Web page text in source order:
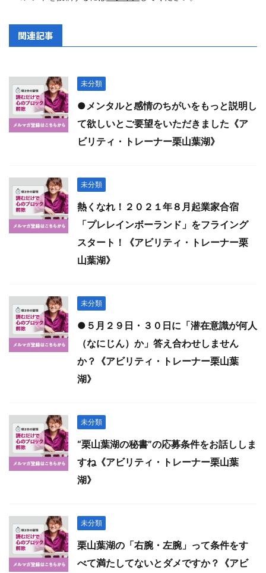
関連記事
未分類
●メンタルと感情のちがいをもっと説明し
て欲しいとご要望をいただきました《ア
ビリティ・トレーナー栗山葉湖》
未分類
熱くなれ！２０２１年８月起業家合宿
「プレレインボーランド」をフライング
スタート！《アビリティ・トレーナー栗
山葉湖》
未分類
●５月２９日・３０日に「潜在意識が何人
（なにじん）か」答え合わせしません
か？《アビリティ・トレーナー栗山葉
湖》
未分類
“栗山葉湖の秘書”の応募条件をお話ししま
すね《アビリティ・トレーナー栗山葉
湖》
未分類
栗山葉湖の「右腕・左腕」って条件をす
べて満たしてないとダメですか？《アビ